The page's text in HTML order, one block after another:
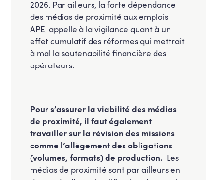
2026. Par ailleurs, la forte dépendance
des médias de proximité aux emplois
APE, appelle à la vigilance quant à un
effet cumulatif des réformes qui mettrait
à mal la soutenabilité financière des
opérateurs.
Pour s’assurer la viabilité des médias
de proximité, il faut également
travailler sur la révision des missions
comme l’allègement des obligations
(volumes, formats) de production. Les
médias de proximité sont par ailleurs en